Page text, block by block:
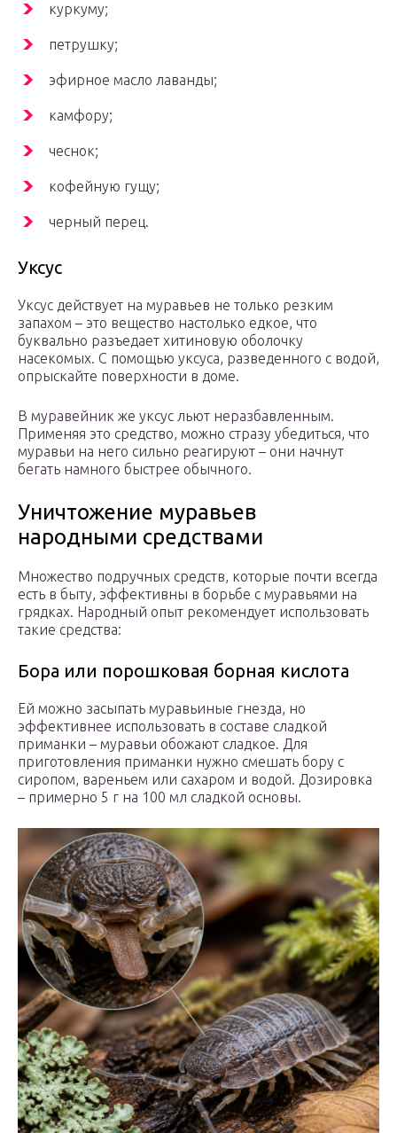
куркуму;
петрушку;
эфирное масло лаванды;
камфору;
чеснок;
кофейную гущу;
черный перец.
Уксус
Уксус действует на муравьев не только резким
запахом – это вещество настолько едкое, что
буквально разъедает хитиновую оболочку
насекомых. С помощью уксуса, разведенного с водой,
опрыскайте поверхности в доме.
В муравейник же уксус льют неразбавленным.
Применяя это средство, можно стразу убедиться, что
муравьи на него сильно реагируют – они начнут
бегать намного быстрее обычного.
Уничтожение муравьев
народными средствами
Множество подручных средств, которые почти всегда
есть в быту, эффективны в борьбе с муравьями на
грядках. Народный опыт рекомендует использовать
такие средства:
Бора или порошковая борная кислота
Ей можно засыпать муравьиные гнезда, но
эффективнее использовать в составе сладкой
приманки – муравьи обожают сладкое. Для
приготовления приманки нужно смешать бору с
сиропом, вареньем или сахаром и водой. Дозировка
– примерно 5 г на 100 мл сладкой основы.